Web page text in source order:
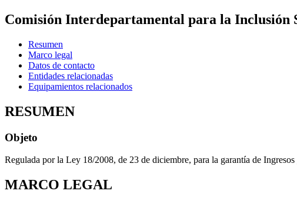
Comisión Interdepartamental para la Inclusión
Resumen
Marco legal
Datos de contacto
Entidades relacionadas
Equipamientos relacionados
RESUMEN
Objeto
Regulada por la Ley 18/2008, de 23 de diciembre, para la garantía de
MARCO LEGAL